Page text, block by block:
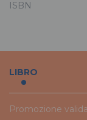
ISBN
LIBRO
Promozione